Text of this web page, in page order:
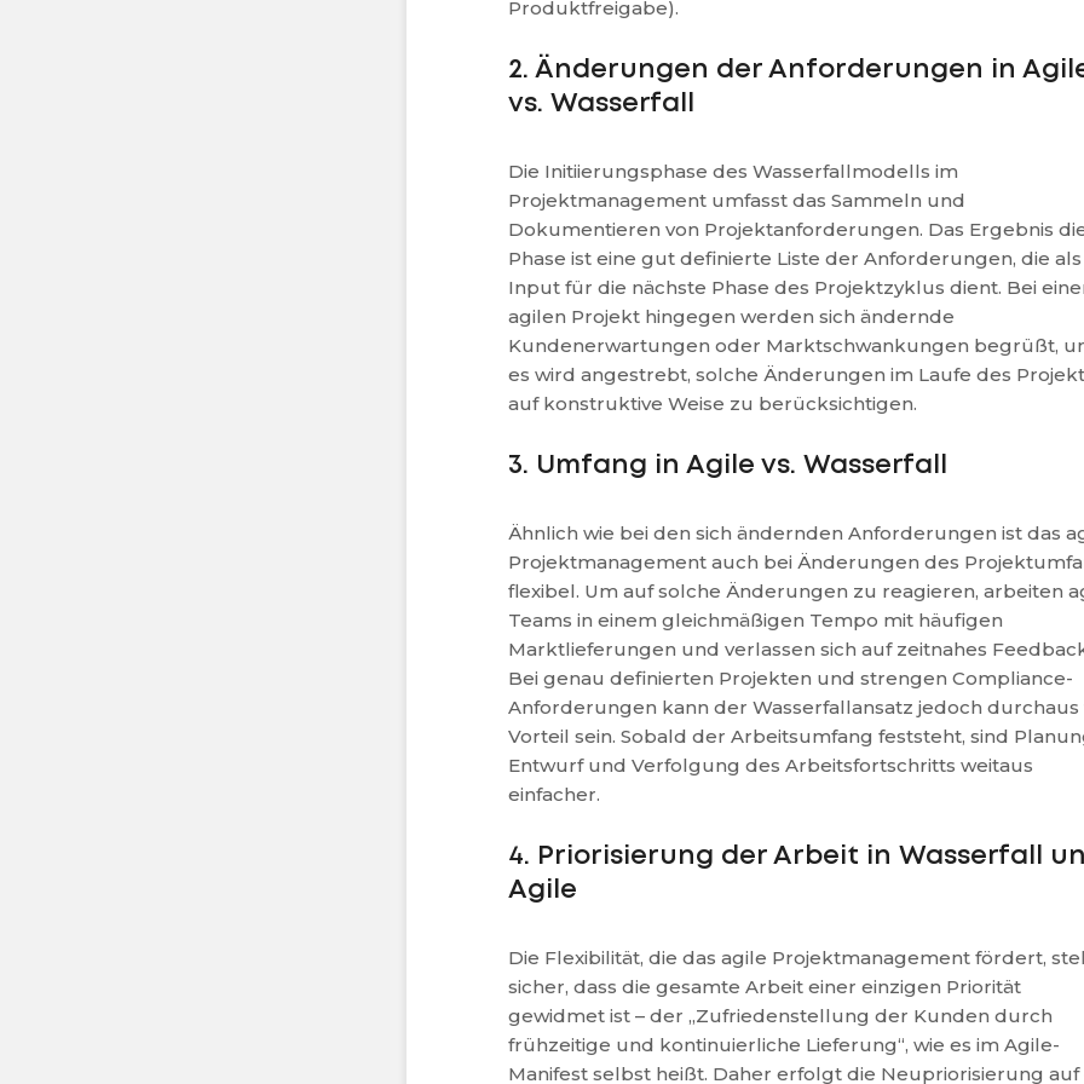
Produktfreigabe).
2. Änderungen der Anforderungen in
vs. Wasserfall
Die Initiierungsphase des Wasserfallmodells im
Projektmanagement umfasst das Sammeln und
Dokumentieren von Projektanforderungen. Das Ergebnis
Phase ist eine gut definierte Liste der Anforderungen, die als
Input für die nächste Phase des Projektzyklus dient. Bei
agilen Projekt hingegen werden sich ändernde
Kundenerwartungen oder Marktschwankungen begrüßt,
es wird angestrebt, solche Änderungen im Laufe des
auf konstruktive Weise zu berücksichtigen.
3. Umfang in Agile vs. Wasserfall
Ähnlich wie bei den sich ändernden Anforderungen ist das
Projektmanagement auch bei Änderungen des
flexibel. Um auf solche Änderungen zu reagieren, arbeiten
Teams in einem gleichmäßigen Tempo mit häufigen
Marktlieferungen und verlassen sich auf zeitnahes
Bei genau definierten Projekten und strengen Compliance-
Anforderungen kann der Wasserfallansatz jedoch durchaus
Vorteil sein. Sobald der Arbeitsumfang feststeht, sind
Entwurf und Verfolgung des Arbeitsfortschritts weitaus
einfacher.
4. Priorisierung der Arbeit in Wasserfall
Agile
Die Flexibilität, die das agile Projektmanagement fördert,
sicher, dass die gesamte Arbeit einer einzigen Priorität
gewidmet ist – der „Zufriedenstellung der Kunden durch
frühzeitige und kontinuierliche Lieferung“, wie es im Agile-
Manifest selbst heißt. Daher erfolgt die Neupriorisierung auf